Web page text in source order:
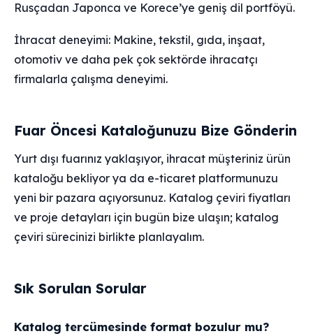
Rusçadan Japonca ve Korece’ye geniş dil portföyü.
İhracat deneyimi: Makine, tekstil, gıda, inşaat,
otomotiv ve daha pek çok sektörde ihracatçı
firmalarla çalışma deneyimi.
Fuar Öncesi Kataloğunuzu Bize Gönderin
Yurt dışı fuarınız yaklaşıyor, ihracat müşteriniz ürün
kataloğu bekliyor ya da e-ticaret platformunuzu
yeni bir pazara açıyorsunuz. Katalog çeviri fiyatları
ve proje detayları için bugün bize ulaşın; katalog
çeviri sürecinizi birlikte planlayalım.
Sık Sorulan Sorular
Katalog tercümesinde format bozulur mu?